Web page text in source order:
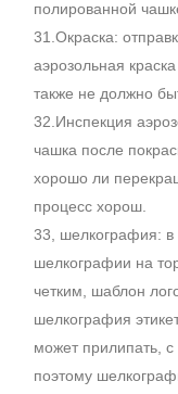
полированной
31.Окраска:
аэрозольная
также не должно
32.Инспекция
чашка после
хорошо ли
процесс хорош.
33, шелкография: в
шелкографии на
четким, шаблон
шелкография
может прилипать, с
поэтому